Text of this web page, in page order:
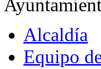
Alcaldía
Equipo